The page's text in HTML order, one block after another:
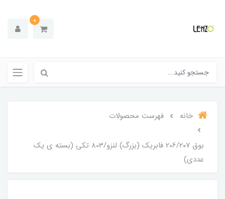
0
خانه فهرست محصولات
بوق 206/۲۰۷ فابریک (بزرگ) لنزو/803 تکی (بسته ی یک
عددی)